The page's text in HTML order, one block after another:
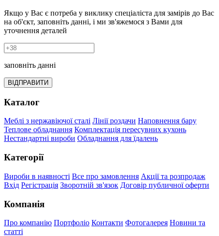
Якщо у Вас є потреба у виклику спеціаліста для замірів до Вас
на об'єкт, заповніть данні, і ми зв'яжемося з Вами для
уточнення деталей
заповніть данні
ВІДПРАВИТИ
Каталог
Меблі з нержавіючої сталі Лінії роздачи Наповнення бару
Теплове обладнання Комплектація пересувних кухонь
Нестандартні вироби Обладнання для їдалень
Категорії
Вироби в наявності Все про замовлення Акції та розпродаж
Вхід Регістрація Зворотній зв'язок Договір публичної оферти
Компанія
Про компанію Портфоліо Контакти Фотогалерея Новини та
статті